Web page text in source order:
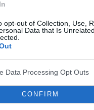
opt-out of Collection, Use,
Data that Is
Data Processing Opt Outs
CONFIRM
dzielnica to Bałuty (jeśli